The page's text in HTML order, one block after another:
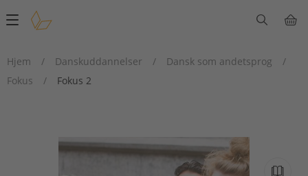
Main
Hjem
/ Danskuddannelser / Dansk som andetsprog
/
Fokus
/ Fokus 2